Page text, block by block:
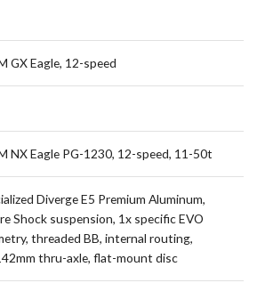
GX Eagle, 12-speed
NX Eagle PG-1230, 12-speed, 11-50t
Diverge E5 Premium Aluminum,
Shock suspension, 1x specific EVO
threaded BB, internal routing,
thru-axle, flat-mount disc